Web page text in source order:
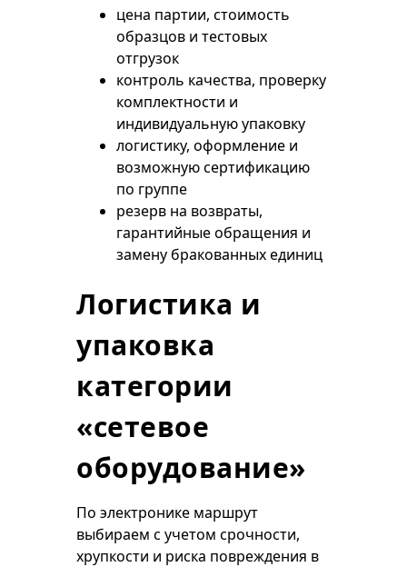
цена партии, стоимость
образцов и тестовых
отгрузок
контроль качества, проверку
комплектности и
индивидуальную упаковку
логистику, оформление и
возможную сертификацию
по группе
резерв на возвраты,
гарантийные обращения и
замену бракованных единиц
Логистика и
упаковка
категории
«сетевое
оборудование»
По электронике маршрут
выбираем с учетом срочности,
хрупкости и риска повреждения в